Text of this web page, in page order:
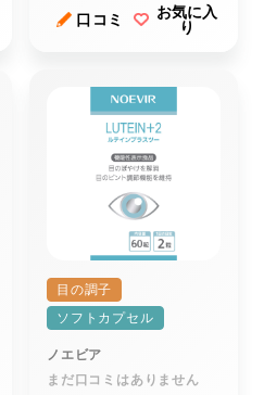
口コミ
お気に入
り
目の調子
ソフトカプセル
ノエビア
まだ口コミはありません